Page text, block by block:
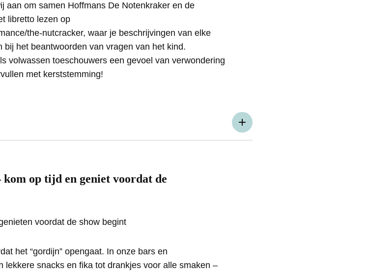
aan om samen Hoffmans De Notenkraker en de
libretto lezen op
the-nutcracker, waar je beschrijvingen van elke
het beantwoorden van vragen van het kind.
volwassen toeschouwers een gevoel van verwondering
met kerststemming!
op tijd en geniet voordat de
het “gordijn” opengaat. In onze bars en
lekkere snacks en fika tot drankjes voor alle smaken –